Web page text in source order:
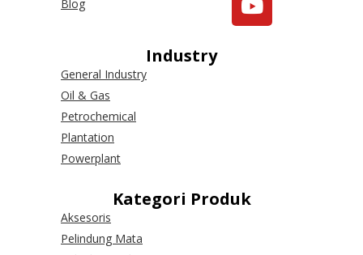
Blog
Industry
General Industry
Oil & Gas
Petrochemical
Plantation
Powerplant
Kategori Produk
Aksesoris
Pelindung Mata